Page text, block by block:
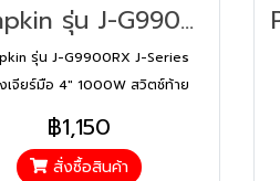
Pumpkin รุ่น J-G9900RX J-Series เครื่องเจียร์มือ 4" 1000W สวิตช์ท้าย (50349)
รุ่น J-G9900RX J-Series
เจียร์มือ 4" 1000W สวิตช์ท้าย
฿1,150
สั่งซื้อสินค้า